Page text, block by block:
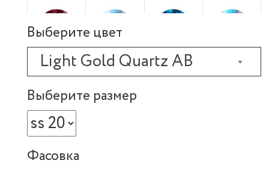
Выберите цвет
Light Gold Quartz AB
Выберите размер
Фасовка